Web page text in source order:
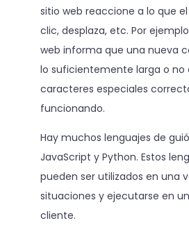
sitio web reaccione a lo que
clic, desplaza, etc. Por
web informa que una nueva
lo suficientemente larga o no
caracteres especiales
funcionando.
Hay muchos lenguajes de
JavaScript y Python. Estos
pueden ser utilizados en una
situaciones y ejecutarse en un
cliente.